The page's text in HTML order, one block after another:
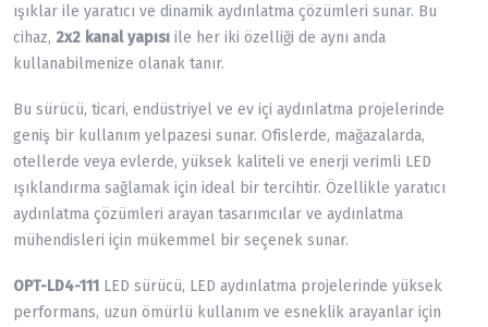
ışıklar ile yaratıcı ve dinamik aydınlatma çözümleri sunar. Bu
cihaz, 2x2 kanal yapısı ile her iki özelliği de aynı anda
kullanabilmenize olanak tanır.
Bu sürücü, ticari, endüstriyel ve ev içi aydınlatma projelerinde
geniş bir kullanım yelpazesi sunar. Ofislerde, mağazalarda,
otellerde veya evlerde, yüksek kaliteli ve enerji verimli LED
ışıklandırma sağlamak için ideal bir tercihtir. Özellikle yaratıcı
aydınlatma çözümleri arayan tasarımcılar ve aydınlatma
mühendisleri için mükemmel bir seçenek sunar.
OPT-LD4-111 LED sürücü, LED aydınlatma projelerinde yüksek
performans, uzun ömürlü kullanım ve esneklik arayanlar için